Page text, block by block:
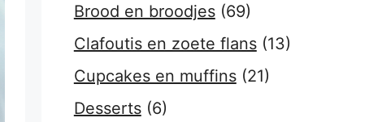
Brood en broodjes(69)
Clafoutis en zoete flans(13)
Cupcakes en muffins(21)
Desserts(6)